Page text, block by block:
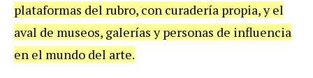
plataformas del rubro, con curadería propia, y el
aval de museos, galerías y personas de influencia
en el mundo del arte.